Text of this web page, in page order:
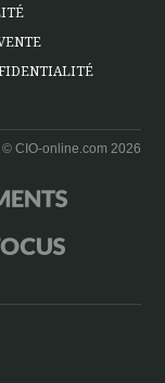
CIO-online.com 2026